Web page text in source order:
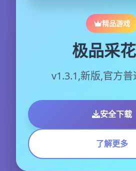
精品游戏
极品采
v1.3.1,新版,官方
安全下载
了解更多